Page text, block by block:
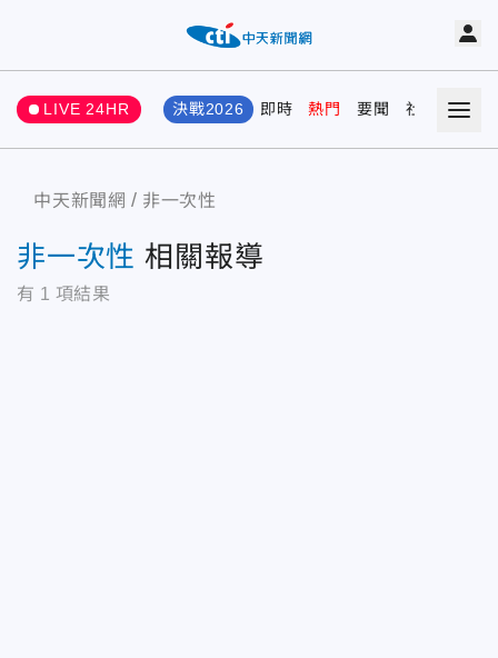
LIVE 24HR 決戰2026 即時 熱門 要聞 社會 娛樂
中天新聞網 非一次性
非一次性 相關報導
有 1 項結果